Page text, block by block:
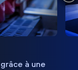
à une